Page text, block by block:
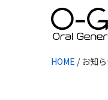
HOME / お知